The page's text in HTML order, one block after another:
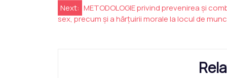
Navigare
Next: METODOLOGIE privind prevenirea şi
sex, precum şi a hărţuirii morale la locul de